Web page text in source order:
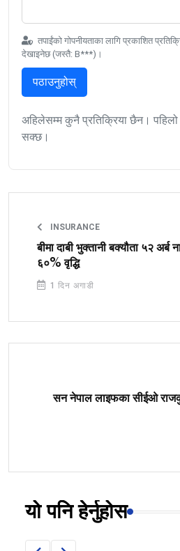
तपाईंको गोपनीयताका लागि प्रकाशित
देखाइनेछ (जस्तै: B***)।
पठाउनुहोस्
अहिलेसम्म कुनै प्रतिक्रिया छैन। पहिलो
सक्छ।
INSURANCE
बीमा दाबी भुक्तानी बक्यौता ५२ अर्ब
६०% वृद्धि
1 दिन अगाडी
सन नेपाल लाइफका सीईओ
यो पनि हेर्नुहोस